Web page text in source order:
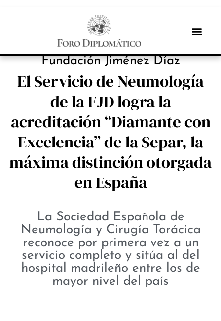
INBOX INTERNACIONAL
Fundación Jiménez Díaz
El Servicio de Neumología
de la FJD logra la
acreditación “Diamante con
Excelencia” de la Separ, la
máxima distinción otorgada
en España
La Sociedad Española de
Neumología y Cirugía Torácica
reconoce por primera vez a un
servicio completo y sitúa al del
hospital madrileño entre los de
mayor nivel del país